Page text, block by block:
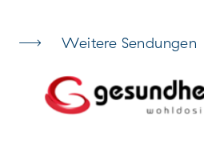
Weitere Sendungen